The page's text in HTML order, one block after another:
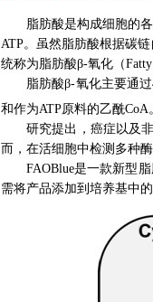
脂肪酸是构成细胞的
ATP。虽然脂肪酸根据碳
统称为脂肪酸β-氧化（
脂肪酸β-氧化主要通
和作为ATP原料的乙酰
研究提出，癌症以及
而，在活细胞中检测多种
FAOBlue是一款新型
需将产品添加到培养基中